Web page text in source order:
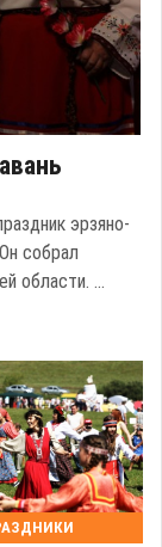
эрзяно-
собрал
области. ...